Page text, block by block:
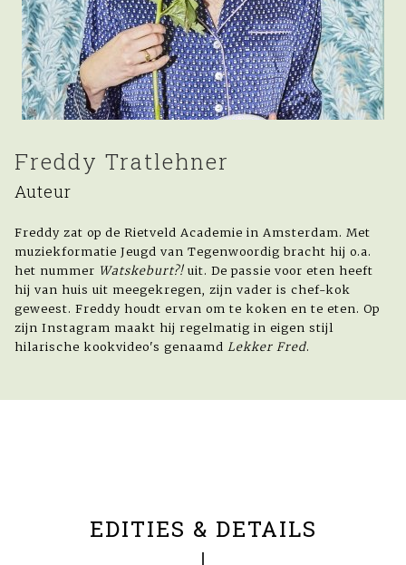
Freddy Tratlehner
Auteur
Freddy zat op de Rietveld Academie in Amsterdam. Met
muziekformatie Jeugd van Tegenwoordig bracht hij o.a.
het nummer Watskeburt?! uit. De passie voor eten heeft
hij van huis uit meegekregen, zijn vader is chef-kok
geweest. Freddy houdt ervan om te koken en te eten. Op
zijn Instagram maakt hij regelmatig in eigen stijl
hilarische kookvideo's genaamd Lekker Fred.
EDITIES & DETAILS